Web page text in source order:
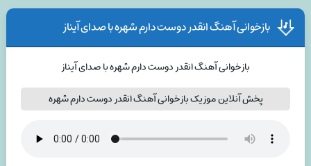
بازخوانی آهنگ انقدر دوست دارم شهره با صدای آیناز
بازخوانی آهنگ انقدر دوست دارم شهره با صدای آیناز
پخش آنلاین موزیک بازخوانی آهنگ انقدر دوست دارم شهره